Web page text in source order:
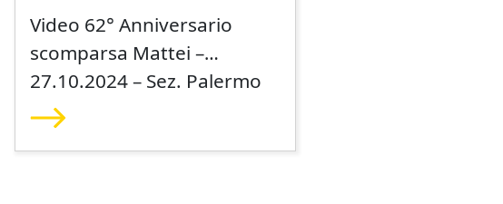
Video 62° Anniversario
scomparsa Mattei –
27.10.2024 – Sez. Palermo